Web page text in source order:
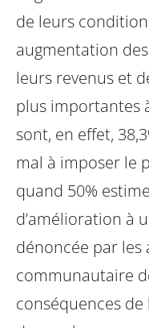
de leurs
augmentation
leurs revenus et
plus importantes
sont, en effet,
mal à imposer le
quand 50%
d’amélioration à
dénoncée par les
communautaire
conséquences